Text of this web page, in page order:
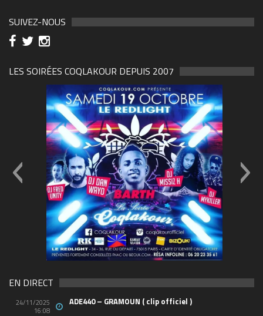
SUIVEZ-NOUS
LES SOIRÉES COQLAKOUR DEPUIS 2007
(1)
EN DIRECT
24/11/2025
16:08
ADE440 – GRAMOUN ( clip officiel )